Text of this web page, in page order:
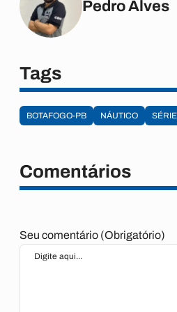
Pedro Alves
Tags
BOTAFOGO-PB NÁUTICO
Comentários
Seu comentário (Obrigatório)